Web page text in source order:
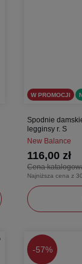
W PROMOCJI
Spodnie
legginsy r. S
New Balance
Cena
116,00 zł
Najniższa cena z
S
-57%